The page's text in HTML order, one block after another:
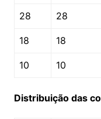
28 28
18 18
10 10
Distribuição das